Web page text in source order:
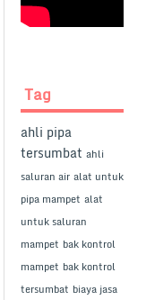
Tag
ahli pipa
tersumbat ahli
saluran air alat untuk
pipa mampet alat
untuk saluran
mampet bak kontrol
mampet bak kontrol
tersumbat biaya jasa